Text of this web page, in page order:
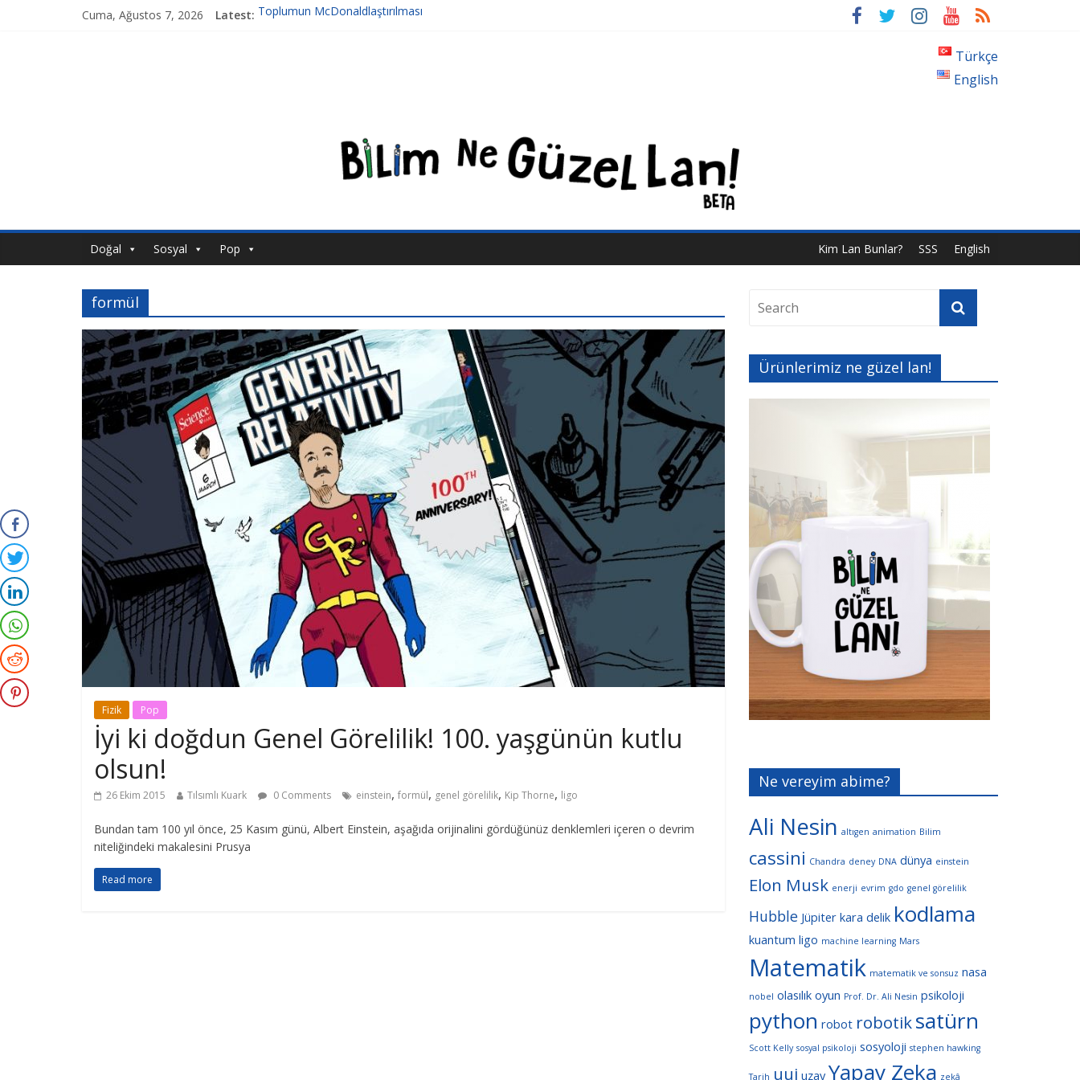
Cuma, Ağustos 7, 2026 Latest: Toplumun McDonaldlaştırılması
Türkçe
English
Doğal Sosyal Pop English
SSS
Kim Lan Bunlar?
formül
Fizik Pop
İyi ki doğdun Genel Görelilik! 100. yaşgünün kutlu
olsun!
26 Ekim 2015 Tılsımlı Kuark 0 Comments einstein, formül, genel görelilik, Kip Thorne, ligo
Bundan tam 100 yıl önce, 25 Kasım günü, Albert Einstein, aşağıda orijinalini gördüğünüz denklemleri içeren o devrim
niteliğindeki makalesini Prusya
Read more
Ürünlerimiz ne güzel lan!
Ne vereyim abime?
Ali Nesin altıgen animation Bilim
cassini Chandra deney DNA dünya einstein
Elon Musk enerji evrim gdo genel görelilik
Hubble Jüpiter kara delik kodlama
kuantum ligo machine learning Mars
Matematik matematik ve sonsuz nasa
nobel olasılık oyun Prof. Dr. Ali Nesin psikoloji
python robot robotiksatürn
Scott Kelly sosyal psikoloji sosyoloji stephen hawking
Tarih uui uzay Yapay Zeka zekâ